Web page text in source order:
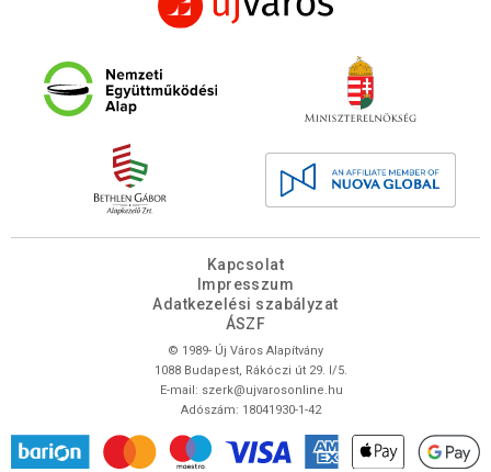
Kapcsolat
Impresszum
Adatkezelési szabályzat
ÁSZF
© 1989- Új Város Alapítvány
1088 Budapest, Rákóczi út 29. I/5.
E-mail: szerk@ujvarosonline.hu
Adószám: 18041930-1-42